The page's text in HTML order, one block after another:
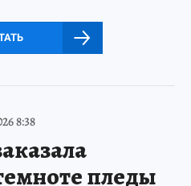
8:38
пледы